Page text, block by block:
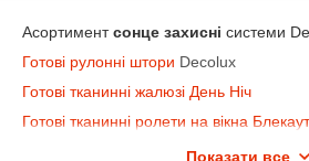
Асортиментсонце захисні системи
Готові рулонні штори Decolux
Готові тканинні жалюзі День Ніч
Готові тканинні ролети на вікна
Показати все